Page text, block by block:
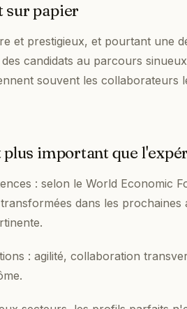
sur papier
et prestigieux, et pourtant une
candidats au parcours
souvent les collaborateurs
important que
: selon le World Economic
dans les prochaines
: agilité, collaboration